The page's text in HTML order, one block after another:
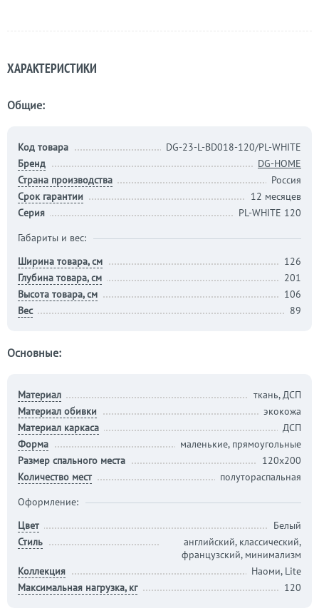
ХАРАКТЕРИСТИКИ
Общие:
Код товара
DG-23-L-BD018-120/PL-WHITE
Бренд
DG-HOME
Страна производства
Россия
Срок гарантии
12 месяцев
Серия
PL-WHITE 120
Габариты и вес:
Ширина товара, см
126
Глубина товара, см
201
Высота товара, см
106
Вес
89
Основные:
Материал
ткань, ДСП
Материал обивки
экокожа
Материал каркаса
ДСП
Форма
маленькие, прямоугольные
Размер спального места
120х200
Количество мест
полутораспальная
Оформление:
Цвет
Белый
Стиль
английский, классический,
французский, минимализм
Коллекция
Наоми, Lite
Максимальная нагрузка, кг
120